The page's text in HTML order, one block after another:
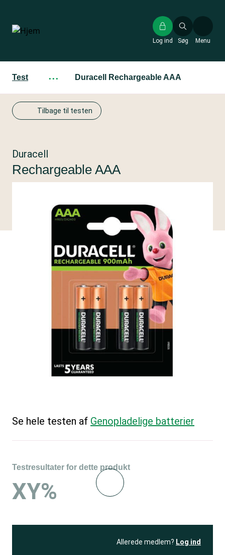
hovedindhold
Søg
Log ind Menu
Test ··· Duracell Rechargeable AAA
Tilbage til testen
Duracell
Rechargeable AAA
Se hele testen af Genopladelige batterier
Testresultater for dette produkt
XY%
Allerede medlem? Log ind